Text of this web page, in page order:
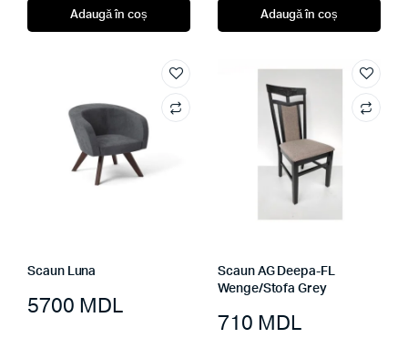
Adaugă în coș Adaugă în coș
Scaun Luna
5700 MDL
Scaun AG Deepa-FL
Wenge/Stofa Grey
710 MDL